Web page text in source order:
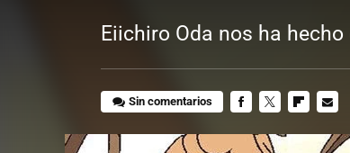
Eiichiro Oda nos ha
Sin comentarios
MAIL